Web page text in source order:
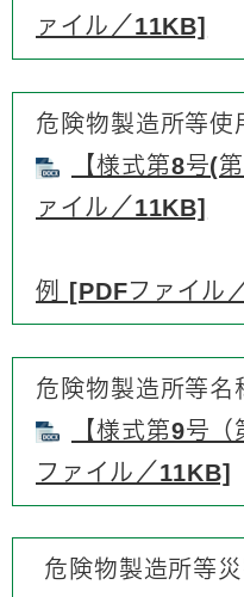
ァイル／11KB]
危険物製造所等使
【様式第8号(
ァイル／11KB]
例 [PDFファイル
危険物製造所等名
【様式第9号
ファイル／11KB]
危険物製造所等